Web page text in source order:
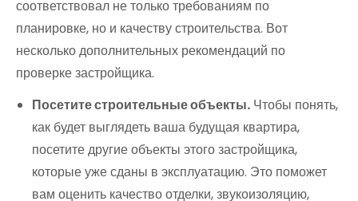
соответствовал не только требованиям по
планировке, но и качеству строительства. Вот
несколько дополнительных рекомендаций по
проверке застройщика.
Посетите строительные объекты. Чтобы понять,
как будет выглядеть ваша будущая квартира,
посетите другие объекты этого застройщика,
которые уже сданы в эксплуатацию. Это поможет
вам оценить качество отделки, звукоизоляцию,